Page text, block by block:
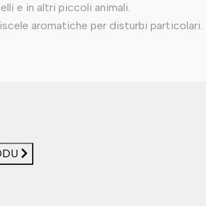
e in altri piccoli animali.
aromatiche per disturbi particolari.